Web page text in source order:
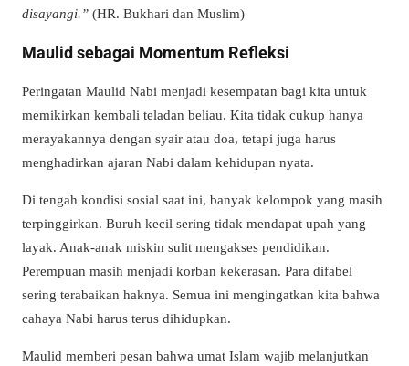
disayangi.” (HR. Bukhari dan Muslim)
Maulid sebagai Momentum Refleksi
Peringatan Maulid Nabi menjadi kesempatan bagi kita untuk
memikirkan kembali teladan beliau. Kita tidak cukup hanya
merayakannya dengan syair atau doa, tetapi juga harus
menghadirkan ajaran Nabi dalam kehidupan nyata.
Di tengah kondisi sosial saat ini, banyak kelompok yang masih
terpinggirkan. Buruh kecil sering tidak mendapat upah yang
layak. Anak-anak miskin sulit mengakses pendidikan.
Perempuan masih menjadi korban kekerasan. Para difabel
sering terabaikan haknya. Semua ini mengingatkan kita bahwa
cahaya Nabi harus terus dihidupkan.
Maulid memberi pesan bahwa umat Islam wajib melanjutkan